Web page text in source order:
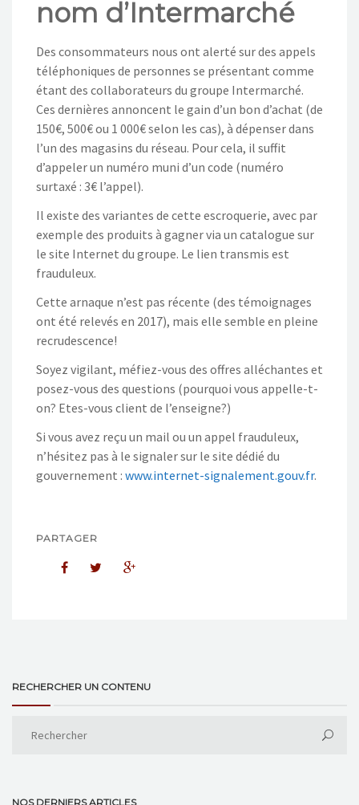
NOS ACTIONS
CONTACT
nom d’Intermarché
Des consommateurs nous ont alerté sur des appels
téléphoniques de personnes se présentant comme
étant des collaborateurs du groupe Intermarché.
Ces dernières annoncent le gain d’un bon d’achat (de
150€, 500€ ou 1 000€ selon les cas), à dépenser dans
l’un des magasins du réseau. Pour cela, il suffit
d’appeler un numéro muni d’un code (numéro
surtaxé : 3€ l’appel).
Il existe des variantes de cette escroquerie, avec par
exemple des produits à gagner via un catalogue sur
le site Internet du groupe. Le lien transmis est
frauduleux.
Cette arnaque n’est pas récente (des témoignages
ont été relevés en 2017), mais elle semble en pleine
recrudescence!
Soyez vigilant, méfiez-vous des offres alléchantes et
posez-vous des questions (pourquoi vous appelle-t-
on? Etes-vous client de l’enseigne?)
Si vous avez reçu un mail ou un appel frauduleux,
n’hésitez pas à le signaler sur le site dédié du
gouvernement : www.internet-signalement.gouv.fr.
PARTAGER
RECHERCHER UN CONTENU
NOS DERNIERS ARTICLES